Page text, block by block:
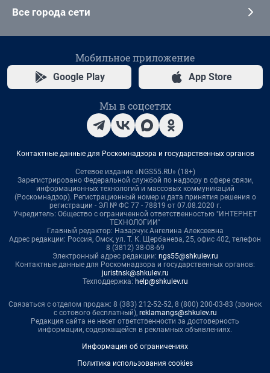
Все города сети
Мобильное приложение
Google Play App Store
Мы в соцсетях
Контактные данные для Роскомнадзора и государственных органов
Сетевое издание «NGS55.RU» (18+)
Зарегистрировано Федеральной службой по надзору в сфере связи,
информационных технологий и массовых коммуникаций
(Роскомнадзор). Регистрационный номер и дата принятия решения о
регистрации - ЭЛ № ФС 77 - 78819 от 07.08.2020 г.
Учредитель: Общество с ограниченной ответственностью "ИНТЕРНЕТ
ТЕХНОЛОГИИ"
Главный редактор: Назарчук Ангелина Алексеевна
Адрес редакции: Россия, Омск, ул. Т. К. Щербанева, 25, офис 402, телефон
8 (3812) 38-08-69
Электронный адрес редакции: ngs55@shkulev.ru
Контактные данные для Роскомнадзора и государственных органов:
juristnsk@shkulev.ru
Техподдержка: help@shkulev.ru
Связаться с отделом продаж: 8 (383) 212-52-52, 8 (800) 200-03-83 (звонок
с сотового бесплатный), reklamangs@shkulev.ru
Редакция сайта не несет ответственности за достоверность
информации, содержащейся в рекламных объявлениях.
Информация об ограничениях
Политика использования cookies